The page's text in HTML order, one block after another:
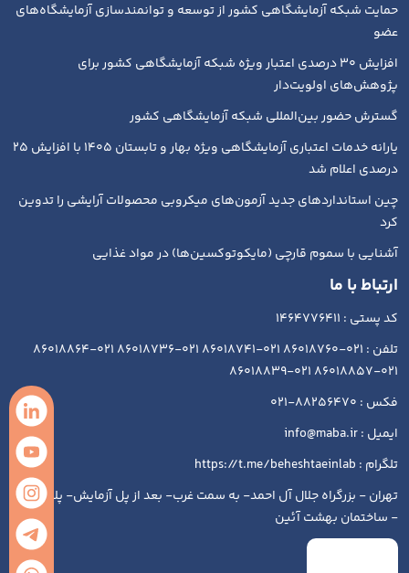
حمایت شبکه آزمایشگاهی کشور از توسعه و توانمندسازی آزمایشگاه‌های
عضو
افزایش ۳۰ درصدی اعتبار ویژه شبکه آزمایشگاهی کشور برای
پژوهش‌های اولویت‌دار
گسترش حضور بین‌المللی شبکه آزمایشگاهی کشور
یارانه خدمات اعتباری آزمایشگاهی ویژه بهار و تابستان ۱۴۰۵ با افزایش ۲۵
درصدی اعلام شد
چین استانداردهای جدید آزمون‌های میکروبی محصولات آرایشی را تدوین
کرد
آشنایی با سموم قارچی (مایکوتوکسین‌ها) در مواد غذایی
ارتباط با ما
کد پستی : 1464776411
تلفن : 021-86018760 021-86018741 021-86018736 021-86018864
021-86018857 021-86018839
فکس : 88256470-021
ایمیل : info@maba.ir
تلگرام : https://t.me/beheshtaeinlab
تهران - بزرگراه جلال آل احمد- به سمت غرب- بعد از پل آزمایش- پلاک ۱۹۳
- ساختمان بهشت آئین